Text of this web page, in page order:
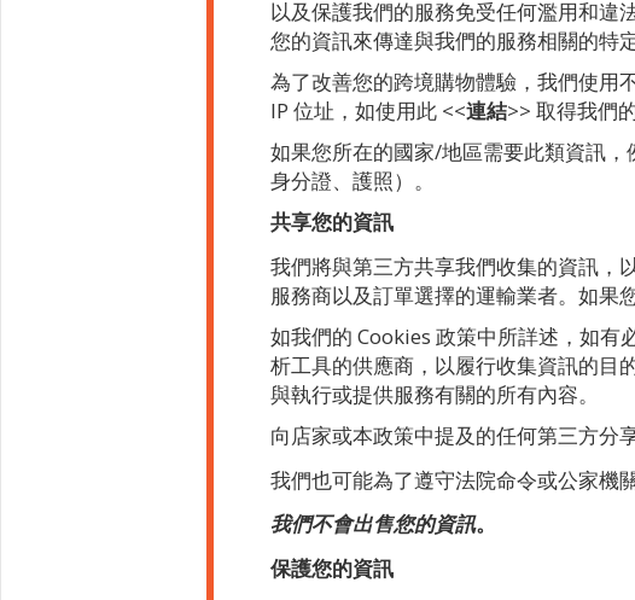
以及保護我們的服務免受任何濫用和違
您的資訊來傳達與我們的服務相關的特
為了改善您的跨境購物體驗，我們使用
IP 位址，如使用此 <<連結>> 取得我們
如果您所在的國家/地區需要此類資訊
身分證、護照）。
共享您的資訊
我們將與第三方共享我們收集的資訊，
服務商以及訂單選擇的運輸業者。如果
如我們的 Cookies 政策中所詳述，如有
析工具的供應商，以履行收集資訊的目
與執行或提供服務有關的所有內容。
向店家或本政策中提及的任何第三方分
我們也可能為了遵守法院命令或公家機
我們不會出售您的資訊。
保護您的資訊